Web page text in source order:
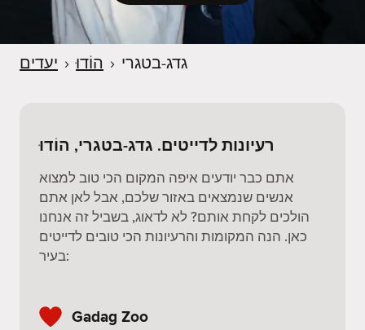
יעדים › הוֹדוּ › גדג-בטגרי
רעיונות לדייטים. גדג-בטגרי, הוֹדוּ
אתם כבר יודעים איפה המקום הכי טוב למצוא
אנשים שנמצאים באזור שלכם, אבל לאן אתם
הולכים לקחת אותם? לא לדאוג, בשביל זה אנחנו
כאן. הנה המקומות והרעיונות הכי טובים לדייטים
בעיר:
Gadag Zoo